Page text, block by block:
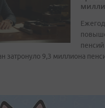
пенсий
затронуло 9,3 миллиона